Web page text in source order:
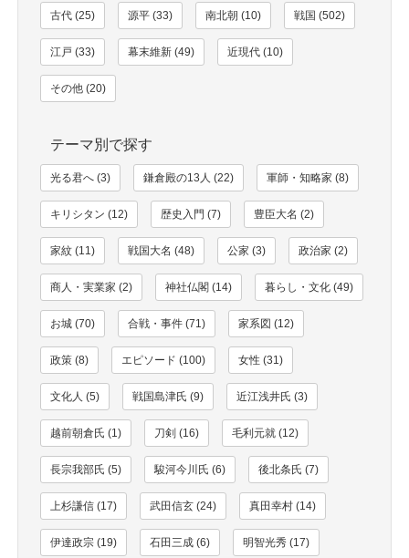
古代 (25) 源平 (33) 南北朝 (10) 戦国 (502)
江戸 (33) 幕末維新 (49) 近現代 (10)
その他 (20)
テーマ別で探す
光る君へ (3) 鎌倉殿の13人 (22) 軍師・知略家 (8)
キリシタン (12) 歴史入門 (7) 豊臣大名 (2)
家紋 (11) 戦国大名 (48) 公家 (3) 政治家 (2)
商人・実業家 (2) 神社仏閣 (14) 暮らし・文化 (49)
お城 (70) 合戦・事件 (71) 家系図 (12)
政策 (8) エピソード (100) 女性 (31)
文化人 (5) 戦国島津氏 (9) 近江浅井氏 (3)
越前朝倉氏 (1) 刀剣 (16) 毛利元就 (12)
長宗我部氏 (5) 駿河今川氏 (6) 後北条氏 (7)
上杉謙信 (17) 武田信玄 (24) 真田幸村 (14)
伊達政宗 (19) 石田三成 (6) 明智光秀 (17)